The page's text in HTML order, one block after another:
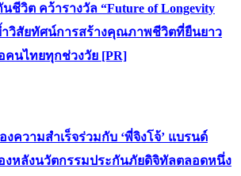
ชีวิต คว้ารางวัล “Future of Longevity
ำวิสัยทัศน์การสร้างคุณภาพชีวิตที่ยืนยาว
คนไทยทุกช่วงวัย [PR]
องความสำเร็จร่วมกับ ‘พี่จิงโจ้’ แบรนด์
งหลังนวัตกรรมประกันภัยดิจิทัลตลอดหนึ่ง